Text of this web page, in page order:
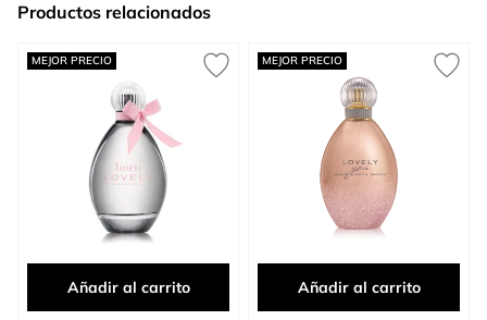
Productos relacionados
Press to skip carousel
MEJOR PRECIO
Añadir al carrito
MEJOR PRECIO
Añadir al carrito